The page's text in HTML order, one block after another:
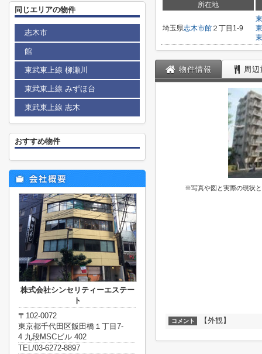
所在地
埼玉県志木市館 ２丁目1-9
物件情報 周
※写真や図と実際の現状
コメント 【外観】
同じエリアの物件
志木市
館
東武東上線 柳瀬川
東武東上線 みずほ台
東武東上線 志木
おすすめ物件
株式会社シンセリティーエステー
ト
〒102-0072
東京都千代田区飯田橋１丁目7-
4 九段MSCビル 402
TEL/03-6272-8897